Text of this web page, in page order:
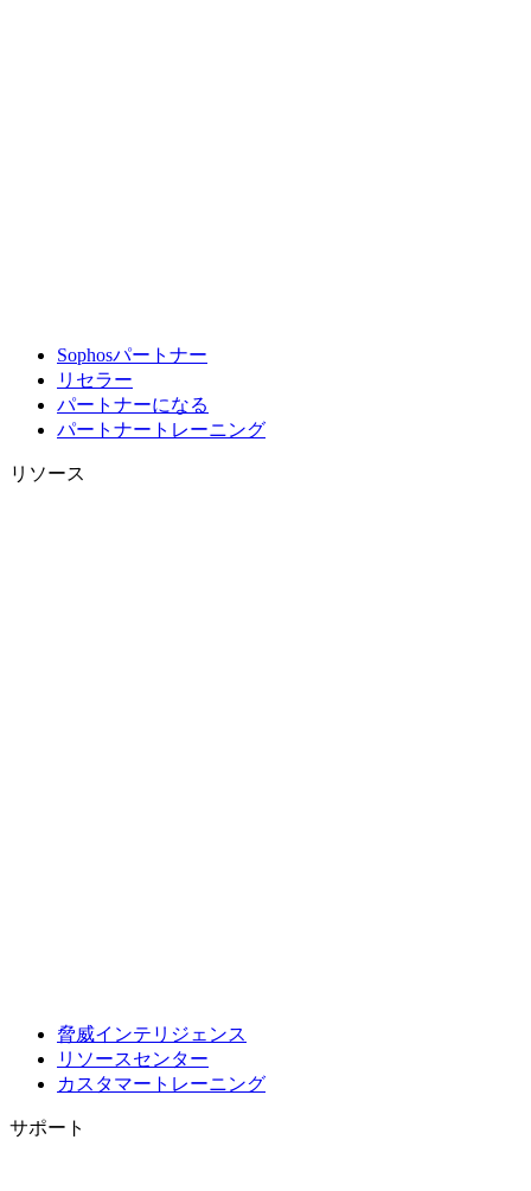
Sophosパートナー
リセラー
パートナーになる
パートナートレーニング
リソース
脅威インテリジェンス
リソースセンター
カスタマートレーニング
サポート